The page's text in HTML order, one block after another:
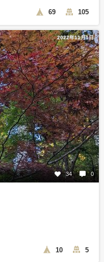
69 105
2022年11月1日
34 0
10 5